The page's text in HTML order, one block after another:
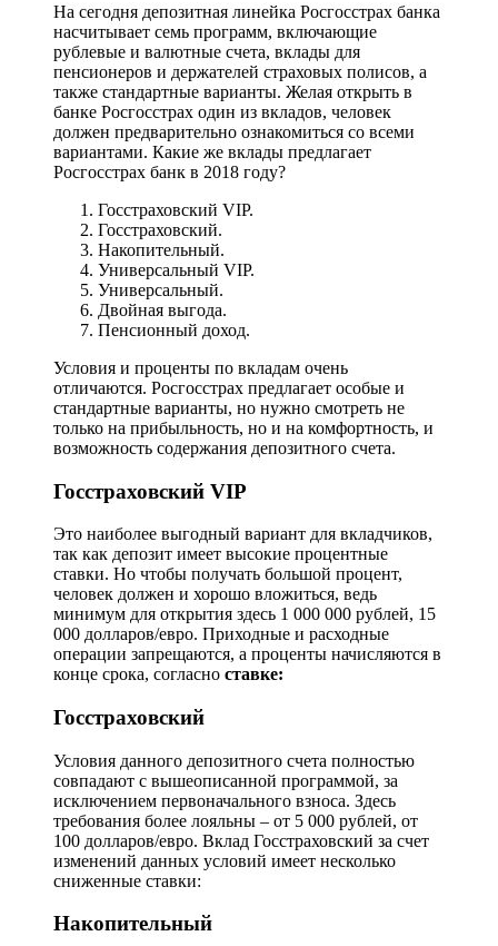
На сегодня депозитная линейка Росгосстрах банка
насчитывает семь программ, включающие
рублевые и валютные счета, вклады для
пенсионеров и держателей страховых полисов, а
также стандартные варианты. Желая открыть в
банке Росгосстрах один из вкладов, человек
должен предварительно ознакомиться со всеми
вариантами. Какие же вклады предлагает
Росгосстрах банк в 2018 году?
Госстраховский VIP.
Госстраховский.
Накопительный.
Универсальный VIP.
Универсальный.
Двойная выгода.
Пенсионный доход.
Условия и проценты по вкладам очень
отличаются. Росгосстрах предлагает особые и
стандартные варианты, но нужно смотреть не
только на прибыльность, но и на комфортность, и
возможность содержания депозитного счета.
Госстраховский VIP
Это наиболее выгодный вариант для вкладчиков,
так как депозит имеет высокие процентные
ставки. Но чтобы получать большой процент,
человек должен и хорошо вложиться, ведь
минимум для открытия здесь 1 000 000 рублей, 15
000 долларов/евро. Приходные и расходные
операции запрещаются, а проценты начисляются в
конце срока, согласно ставке:
Госстраховский
Условия данного депозитного счета полностью
совпадают с вышеописанной программой, за
исключением первоначального взноса. Здесь
требования более лояльны – от 5 000 рублей, от
100 долларов/евро. Вклад Госстраховский за счет
изменений данных условий имеет несколько
сниженные ставки:
Накопительный